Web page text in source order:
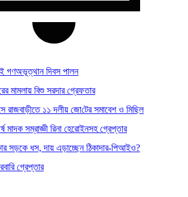
গণঅভূত্থান দিবস পালন
মামলায় বিশু সরদার গ্রেফতার
১১ দলীয় জো‌টের সমাবেশ ও মি‌ছিল
মাদক সম্রাজ্ঞী রিনা হেরোইনসহ গ্রেপ্তার
সড়কে ধস, দায় এড়াচ্ছেন ঠিকাদার-পিআইও?
গ্রেপ্তার